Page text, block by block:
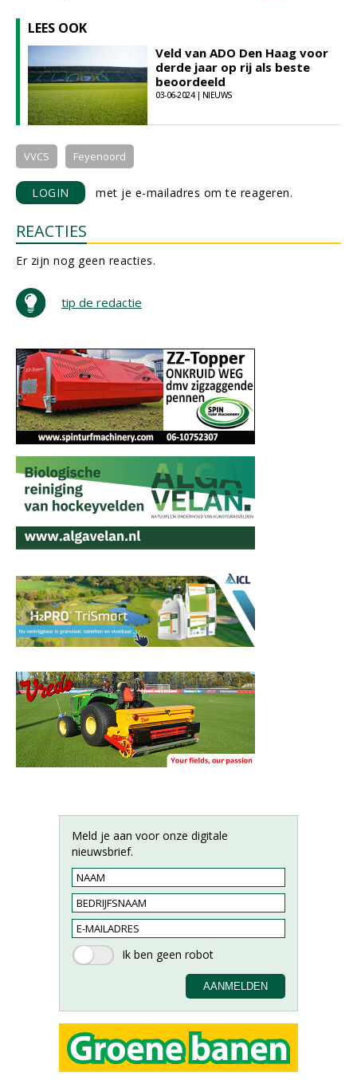
LEES OOK
Veld van ADO Den Haag voor
derde jaar op rij als beste
beoordeeld
03-06-2024 | NIEUWS
VVCS Feyenoord
LOGIN met je e-mailadres om te reageren.
REACTIES
Er zijn nog geen reacties.
tip de redactie
Meld je aan voor onze digitale
nieuwsbrief.